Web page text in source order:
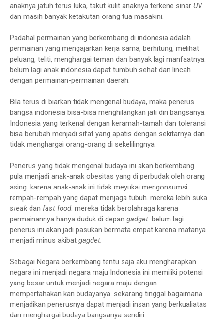
anaknya jatuh terus luka, takut kulit anaknya terkene sinar UV
dan masih banyak ketakutan orang tua masakini.
Padahal permainan yang berkembang di indonesia adalah
permainan yang mengajarkan kerja sama, berhitung, melihat
peluang, teliti, menghargai teman dan banyak lagi manfaatnya.
belum lagi anak indonesia dapat tumbuh sehat dan lincah
dengan permainan-permainan daerah.
Bila terus di biarkan tidak mengenal budaya, maka penerus
bangsa indonesia bisa-bisa menghilangkan jati diri bangsanya.
Indonesia yang terkenal dengan keramah-tamah dan toleransi
bisa berubah menjadi sifat yang apatis dengan sekitarnya dan
tidak menghargai orang-orang di sekelilingnya.
Penerus yang tidak mengenal budaya ini akan berkembang
pula menjadi anak-anak obesitas yang di perbudak oleh orang
asing. karena anak-anak ini tidak meyukai mengonsumsi
rempah-rempah yang dapat menjaga tubuh. mereka lebih suka
steakdan fast food. mereka tidak berolahraga karena
permainannya hanya duduk di depan gadget. belum lagi
penerus ini akan jadi pasukan bermata empat karena matanya
menjadi minus akibat gagdet.
Sebagai Negara berkembang tentu saja aku mengharapkan
negara ini menjadi negara maju Indonesia ini memiliki potensi
yang besar untuk menjadi negara maju dengan
mempertahakan kan budayanya. sekarang tinggal bagaimana
menjadikan penerusnya dapat menjadi insan yang berkualiatas
dan menghargai budaya bangsanya sendiri.